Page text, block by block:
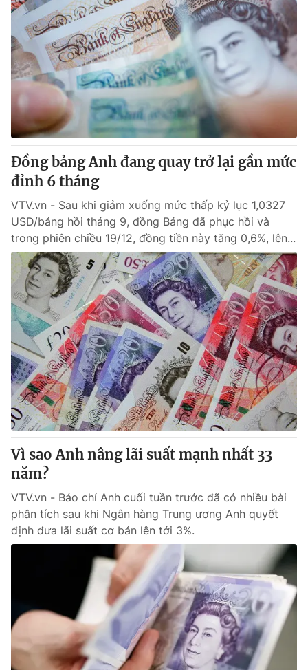
Đồng bảng Anh đang quay trở lại gần mức
đỉnh 6 tháng
VTV.vn - Sau khi giảm xuống mức thấp kỷ lục 1,0327
USD/bảng hồi tháng 9, đồng Bảng đã phục hồi và
trong phiên chiều 19/12, đồng tiền này tăng 0,6%, lên...
Vì sao Anh nâng lãi suất mạnh nhất 33
năm?
VTV.vn - Báo chí Anh cuối tuần trước đã có nhiều bài
phân tích sau khi Ngân hàng Trung ương Anh quyết
định đưa lãi suất cơ bản lên tới 3%.